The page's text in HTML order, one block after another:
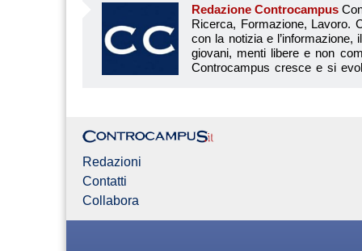
Redazione Controcampus Controcampus è Il magazine più letto dai giovani su: Scuola, Università, Ricerca, Formazione, Lavoro. Controcampus nasce nell’ottobre 2001 con la missione di affiancare con la notizia e l’informazione, il mondo dell’istruzione e dell’università. Il suo cuore pulsante sono i giovani, menti libere e non compromesse da nessun interesse di parte. Il progetto è ambizioso e Controcampus cresce e si evolve arricchendo il proprio staff con nuovi giovani vogliosi di
Redazioni
Contatti
Collabora